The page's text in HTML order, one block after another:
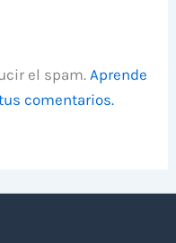
el spam.Aprende
comentarios.